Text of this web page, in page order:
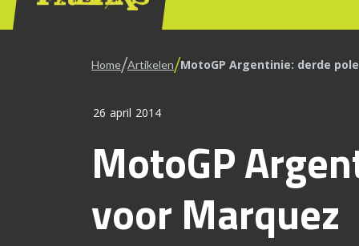
Home/Artikelen/MotoGP Argentinie: derde
26 april 2014
MotoGP
voor Marquez